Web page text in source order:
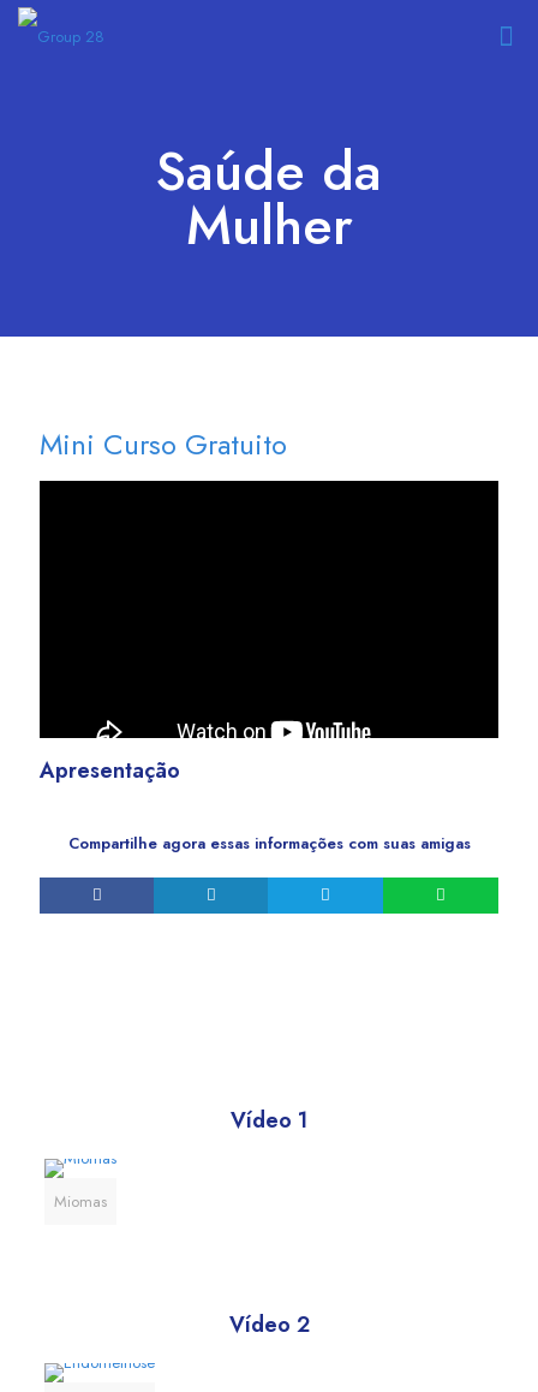
Saúde da
Mulher
Mini Curso Gratuito
Apresentação
Compartilhe agora essas informações com suas amigas
Vídeo 1
Miomas
Vídeo 2